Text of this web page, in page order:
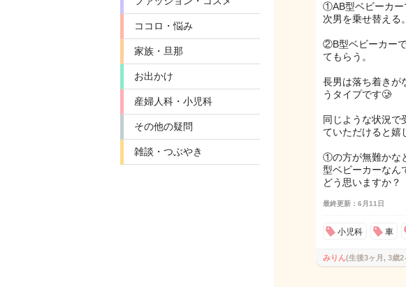
ココロ・悩み
家族・旦那
お出かけ
産婦人科・小児科
その他の疑問
雑談・つぶやき
①AB型ベビーカー
次男を乗せ替える。
②B型ベビーカー
てもらう。
長男は落ち着きが
うタイプです🥲
同じような状況で
ていただけると嬉
①の方が無難かな
型ベビーカーなん
どう思いますか？
最終更新：6月11日
小児科 車
みりん(生後3ヶ月, 3歳2